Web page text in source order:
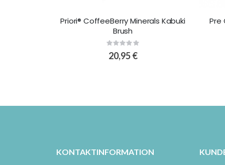
Priori® CoffeeBerry Minerals Kabuki
Brush
Rating:
0%
20,95 €
Pre
KONTAKTINFORMATION